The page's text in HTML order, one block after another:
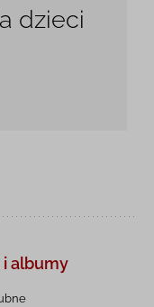
dzieci
i albumy